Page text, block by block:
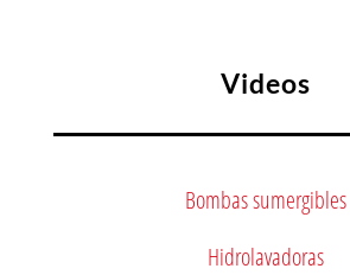
Videos
Bombas sumergibles
Hidrolavadoras